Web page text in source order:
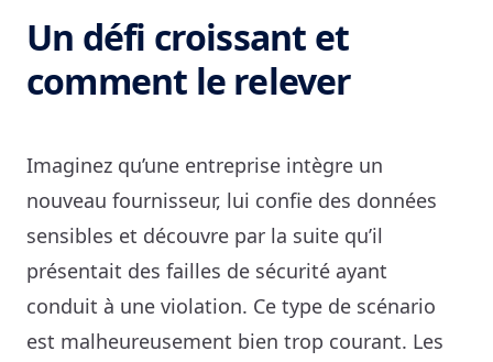
Un défi croissant et
comment le relever
Imaginez qu’une entreprise intègre un
nouveau fournisseur, lui confie des données
sensibles et découvre par la suite qu’il
présentait des failles de sécurité ayant
conduit à une violation. Ce type de scénario
est malheureusement bien trop courant. Les